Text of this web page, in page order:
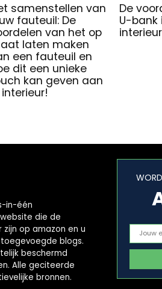
samenstellen van
fauteuil: De
van het op
laten maken
een fauteuil en
dit een unieke
kan geven aan
De
U-bank
interieur
in-één
die de
op amazon en u
blogs.
beschermd
Alle geciteerde
bronnen.